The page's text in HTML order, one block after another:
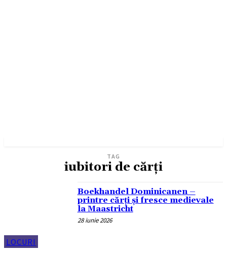
TAG
iubitori de cărți
LOCURI
Boekhandel Dominicanen –
printre cărți și fresce medievale
la Maastricht
28 iunie 2026